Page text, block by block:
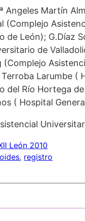
Angeles Martín
(Complejo
de León); G.Díaz
de
(Complejo
Larumbe (
del Río Hortega
( Hospital
León 2010
, registro